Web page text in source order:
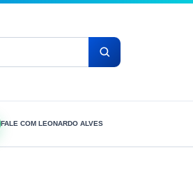
FALE COM LEONARDO ALVES